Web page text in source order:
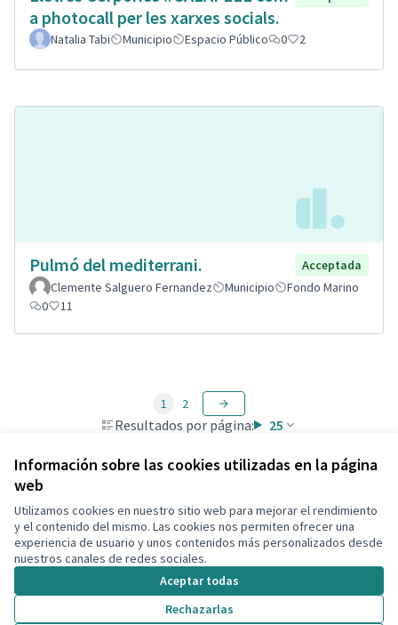
Información sobre las cookies utilizadas en la página
web
Utilizamos cookies en nuestro sitio web para mejorar el rendimiento
y el contenido del mismo. Las cookies nos permiten ofrecer una
experiencia de usuario y unos contenidos más personalizados desde
nuestros canales de redes sociales.
Aceptar todas
Rechazarlas
a photocall per les xarxes socials.
Natalia Tabi Municipio Espacio Público 0 2
Pulmó del mediterrani.
Acceptada
Clemente Salguero Fernandez
Municipio
Fondo Marino
0
11
Resultados por página: 25
1 2
Términos y condiciones de uso
Configuración de cookies
Decidim Calafell en X
(Enlace externo)
Decidim Calafell en Facebook
Decidim Calafell en YouTube
Decidim Calafell en GitHub
(Enlace externo)